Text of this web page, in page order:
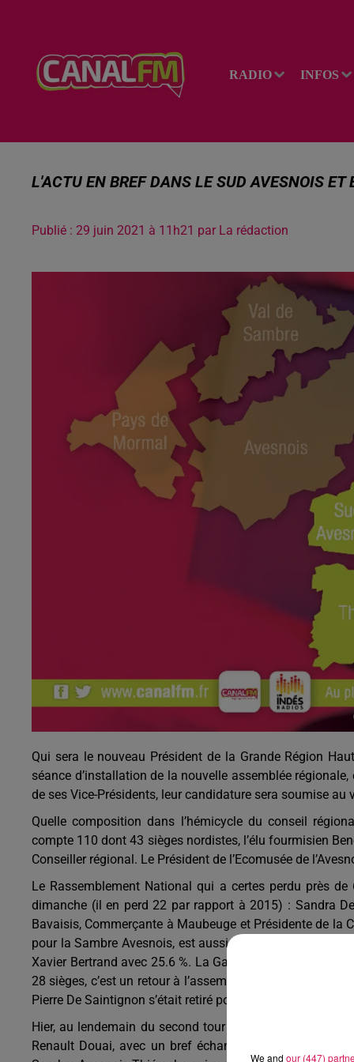
RADIO INFOS
L'ACTU EN BREF DANS LE SUD AVESNOIS
Publié : 29 juin 2021 à 11h21 par La rédaction
Qui sera le nouveau Président de la Grande Région
séance d’installation de la nouvelle assemblée
de ses Vice-Présidents, leur candidature sera soumise au
Quelle composition dans l’hémicycle du conseil
compte 110 dont 43 sièges nordistes, l’élu fourmisien
Conseiller régional. Le Président de l’Ecomusée de
Le Rassemblement National qui a certes perdu près
dimanche (il en perd 22 par rapport à 2015) : Sandra
Bavaisis, Commerçante à Maubeuge et Présidente de la
pour la Sambre Avesnois, est aussi le numéro 2 sur la
Xavier Bertrand avec 25.6 %. La Gauche et les
28 sièges, c’est un retour à l’assemblée régionale après
Pierre De Saintignon s’était retiré pour éviter la
Hier, au lendemain du second tour des élections, Xavier
Renault Douai, avec un bref échange sur le recul du
2h00 - 7h00
Les hits de Canal FM
We and our (447)